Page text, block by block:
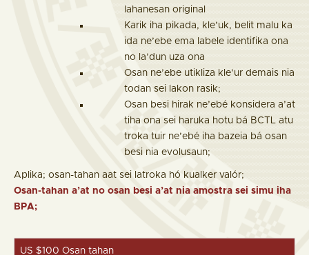
lahanesan original
Karik iha pikada, kle’uk, belit malu ka
ida ne’ebe ema labele identifika ona
no la’dun uza ona
Osan ne’ebe utikliza kle’ur demais nia
todan sei lakon rasik;
Osan besi hirak ne’ebé konsidera a’at
tiha ona sei haruka hotu bá BCTL atu
troka tuir ne’ebé iha bazeia bá osan
besi nia evolusaun;
Aplika; osan-tahan aat sei latroka hó kualker valór;
Osan-tahan a’at no osan besi a’at nia amostra sei simu iha
BPA;
US $100 Osan tahan